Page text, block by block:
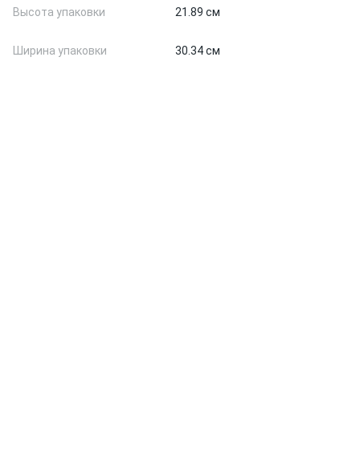
Высота упаковки 21.89 см
Ширина упаковки 30.34 см